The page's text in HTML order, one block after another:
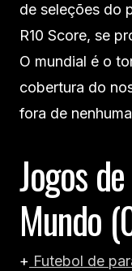
de seleções do
R10 Score, se
O mundial é o
cobertura do
fora de
Jogos
Mundo
+ Futebol de